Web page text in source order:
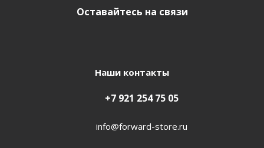
Оставайтесь на связи
Наши контакты
+7 921 254 75 05
info@forward-store.ru